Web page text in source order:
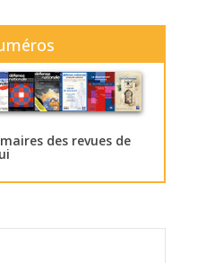
des revues de